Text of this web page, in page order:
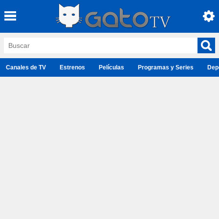
Canales de TV Estrenos Películas Programas y Series